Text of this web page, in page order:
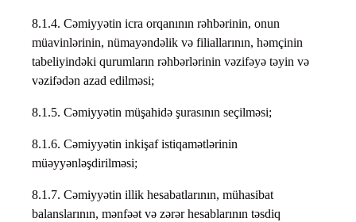
8.1.4. Cəmiyyətin icra orqanının rəhbərinin, onun
müavinlərinin, nümayəndəlik və filiallarının, həmçinin
tabeliyindəki qurumların rəhbərlərinin vəzifəyə təyin və
vəzifədən azad edilməsi;
8.1.5. Cəmiyyətin müşahidə şurasının seçilməsi;
8.1.6. Cəmiyyətin inkişaf istiqamətlərinin
müəyyənləşdirilməsi;
8.1.7. Cəmiyyətin illik hesabatlarının, mühasibat
balanslarının, mənfəət və zərər hesablarının təsdiq